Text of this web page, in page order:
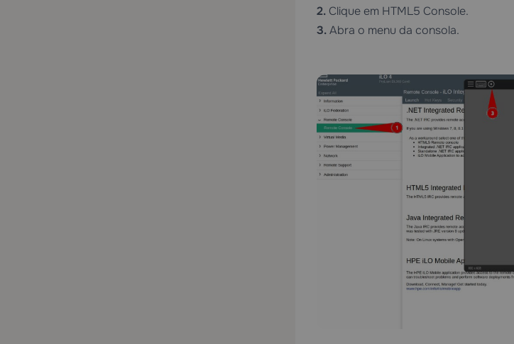
2.Clique em HTML5 Console.
3.Abra o menu da consola.